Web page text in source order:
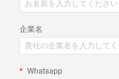
企業名
Whatsapp